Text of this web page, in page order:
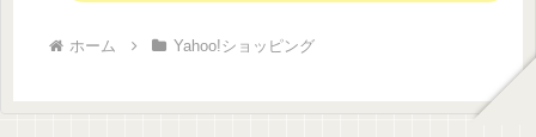
ホーム Yahoo!ショッピング